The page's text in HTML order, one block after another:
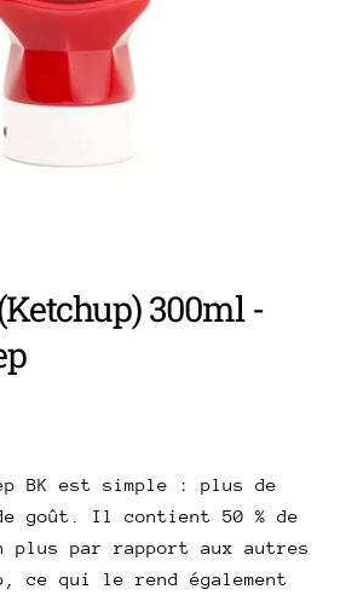
300ml -
BK est simple : plus de
goût. Il contient 50 % de
plus par rapport aux autres
ce qui le rend également